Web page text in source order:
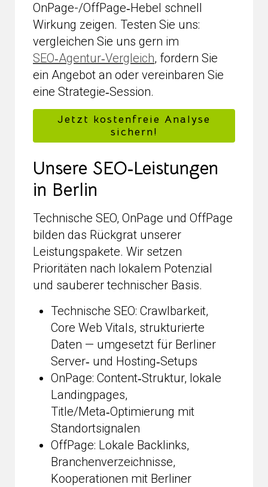
OnPage-/OffPage‑Hebel schnell
Wirkung zeigen. Testen Sie uns:
vergleichen Sie uns gern im
SEO‑Agentur‑Vergleich, fordern Sie
ein Angebot an oder vereinbaren Sie
eine Strategie‑Session.
Jetzt kostenfreie Analyse
sichern!
Unsere SEO‑Leistungen
in Berlin
Technische SEO, OnPage und OffPage
bilden das Rückgrat unserer
Leistungspakete. Wir setzen
Prioritäten nach lokalem Potenzial
und sauberer technischer Basis.
Technische SEO: Crawlbarkeit,
Core Web Vitals, strukturierte
Daten — umgesetzt für Berliner
Server‑ und Hosting‑Setups
OnPage: Content‑Struktur, lokale
Landingpages,
Title/Meta‑Optimierung mit
Standortsignalen
OffPage: Lokale Backlinks,
Branchenverzeichnisse,
Kooperationen mit Berliner